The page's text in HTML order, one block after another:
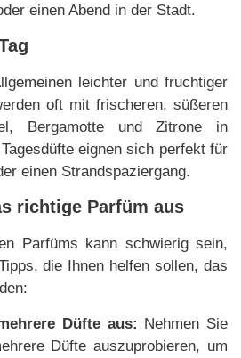
einen Abend in der Stadt.
leichter und fruchtiger
oft mit frischeren, süßeren
Bergamotte und Zitrone in
eignen sich perfekt für
einen Strandspaziergang.
richtige Parfüm aus
Parfüms kann schwierig sein,
die Ihnen helfen sollen, das
Düfte aus: Nehmen Sie
Düfte auszuprobieren, um